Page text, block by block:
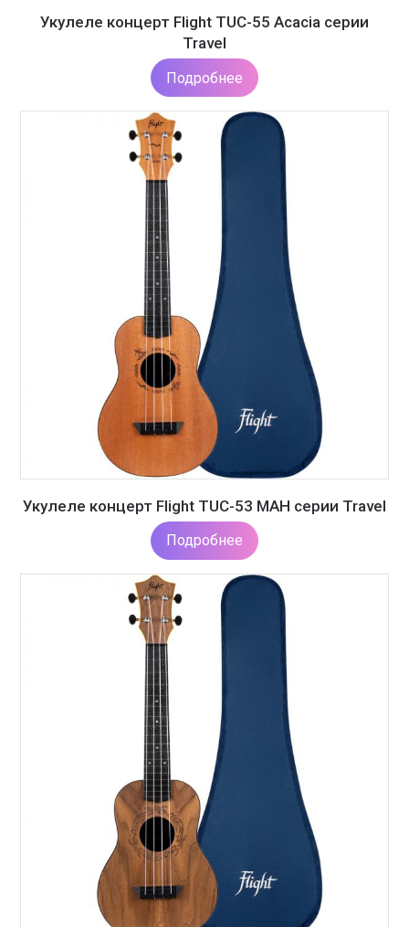
Укулеле концерт Flight TUC-55 Acacia серии
Travel
Подробнее
Укулеле концерт Flight TUC-53 MAH серии Travel
Подробнее